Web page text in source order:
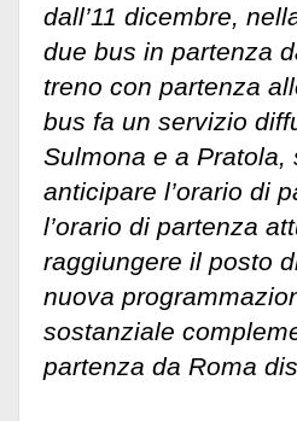
dall’11 dicembre,
due bus in partenza
treno con partenza
bus fa un servizio
Sulmona e a Pratola,
anticipare l’orario di
l’orario di partenza
raggiungere il posto
nuova
sostanziale
partenza da Roma